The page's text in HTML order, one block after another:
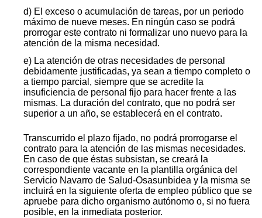
d) El exceso o acumulación de tareas, por un periodo
máximo de nueve meses. En ningún caso se podrá
prorrogar este contrato ni formalizar uno nuevo para la
atención de la misma necesidad.
e) La atención de otras necesidades de personal
debidamente justificadas, ya sean a tiempo completo o
a tiempo parcial, siempre que se acredite la
insuficiencia de personal fijo para hacer frente a las
mismas. La duración del contrato, que no podrá ser
superior a un año, se establecerá en el contrato.
Transcurrido el plazo fijado, no podrá prorrogarse el
contrato para la atención de las mismas necesidades.
En caso de que éstas subsistan, se creará la
correspondiente vacante en la plantilla orgánica del
Servicio Navarro de Salud-Osasunbidea y la misma se
incluirá en la siguiente oferta de empleo público que se
apruebe para dicho organismo autónomo o, si no fuera
posible, en la inmediata posterior.